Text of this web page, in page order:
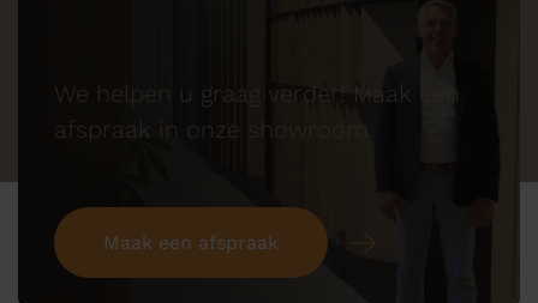
We helpen u graag verder! Maak een
afspraak in onze showroom.
Maak een afspraak